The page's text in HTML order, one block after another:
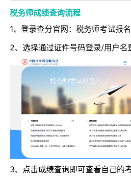
税务师成绩查询流程
1、登录查分官网：税务师考试报
2、选择通过证件号码登录/用户名
3、点击成绩查询即可查看自己的考